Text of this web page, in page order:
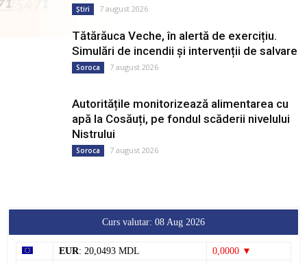
Știri 7 august 2026
Tătărăuca Veche, în alertă de exercițiu.
Simulări de incendii și intervenții de salvare
Soroca 7 august 2026
Autoritățile monitorizează alimentarea cu
apă la Cosăuți, pe fondul scăderii nivelului
Nistrului
Soroca 7 august 2026
Curs valutar: 08 Aug 2026
EUR: 20,0493 MDL
0,0000 ▼